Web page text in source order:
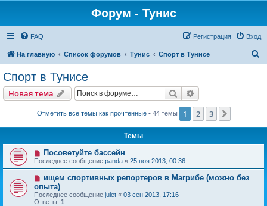
Форум - Тунис
FAQ Вход
Регистрация
На главную Список форумов Тунис Спорт в Тунисе
Спорт в Тунисе
Новая тема Поиск
Отметить все темы как прочтённые• 44 темы 1 2 3
Темы
Посоветуйте бассейн
Последнее сообщение panda « 25 ноя 2013, 00:36
ищем спортивных репортеров в Магрибе (можно без
опыта)
Последнее сообщение julet « 03 сен 2013, 17:16
Ответы: 1